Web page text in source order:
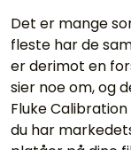
Det er mange
fleste har de
er derimot en
sier noe om, og
Fluke
du har